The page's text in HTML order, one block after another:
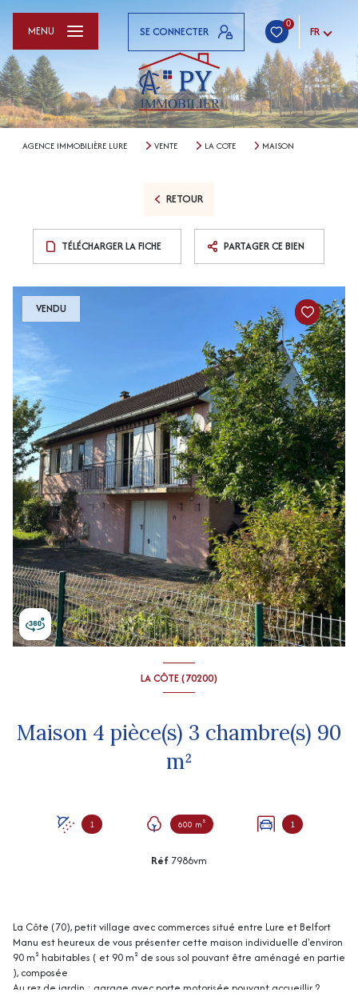
SE CONNECTER
0
FR
MENU
AGENCE IMMOBILIÈRE LURE VENTE LA COTE MAISON
RETOUR
TÉLÉCHARGER LA FICHE PARTAGER CE BIEN
VENDU
LA CÔTE (70200)
Maison 4 pièce(s) 3 chambre(s) 90
m²
1 600 m² 1
Réf 7986vm
La Côte (70), petit village avec commerces situé entre Lure et Belfort
Manu est heureux de vous présenter cette maison individuelle d'environ
90 m² habitables ( et 90 m² de sous sol pouvant être aménagé en partie
), composée
Au rez de jardin : garage avec porte motorisée pouvant accueillir 2